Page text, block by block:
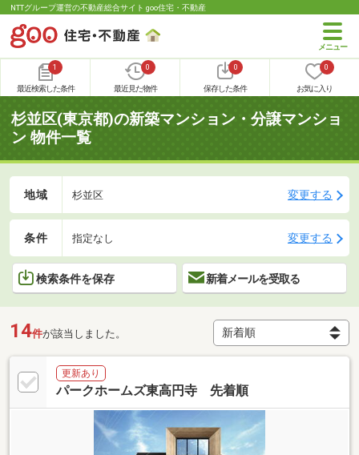
NTTグループ運営の不動産総合サイト goo住宅・不動産
1
最近検索した条件
0
最近見た物件
0
保存した条件
0
お気に入り
杉並区(東京都)の新築マンション・分譲マンショ
ン 物件一覧
地域 杉並区 変更する
条件 指定なし 変更する
検索条件を保存 新着メールを受取る
14件が該当しました。
更新あり
パークホームズ東高円寺 先着順